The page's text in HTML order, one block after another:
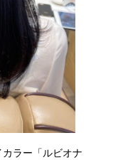
ラー「ルビオナ